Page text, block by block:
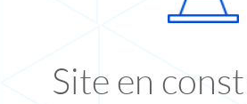
Site en